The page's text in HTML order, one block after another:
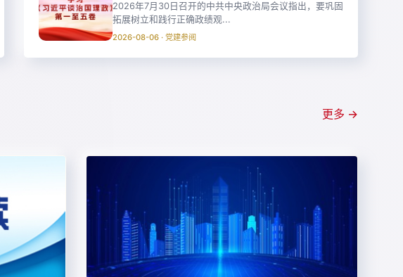
2026年7月30日召开的中共中央政治局会议指出，要巩固
拓展树立和践行正确政绩观...
2026-08-06 · 党建参阅
更多 →